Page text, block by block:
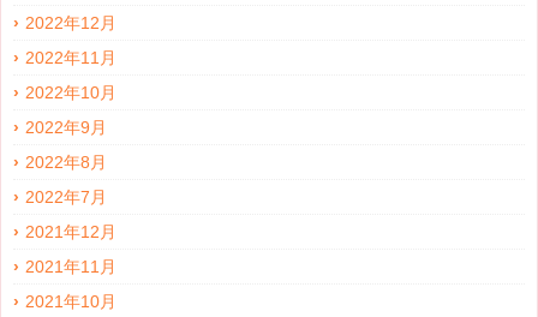
2022年12月
2022年11月
2022年10月
2022年9月
2022年8月
2022年7月
2021年12月
2021年11月
2021年10月